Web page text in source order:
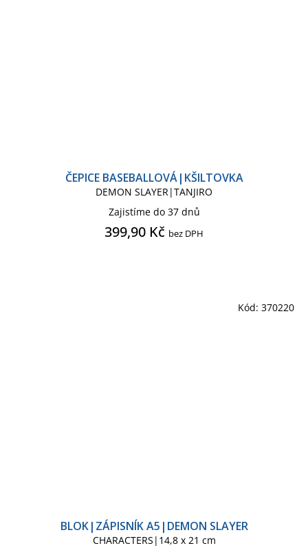
ČEPICE BASEBALLOVÁ|KŠILTOVKA
DEMON SLAYER|TANJIRO
Zajistíme do 37 dnů
399,90 Kč bez DPH
BLOK|ZÁPISNÍK A5|DEMON SLAYER
CHARACTERS|14,8 x 21 cm
Kód: 370220